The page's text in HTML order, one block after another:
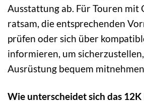
Ausstattung ab. Für Touren mit
ratsam, die entsprechenden
prüfen oder sich über
informieren, um
Ausrüstung bequem
Wie unterscheidet sich das